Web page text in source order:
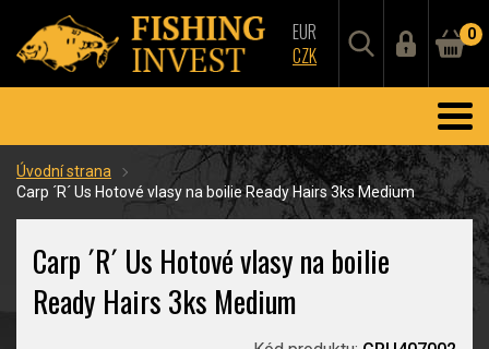
EUR
CZK
0
Úvodní strana
Carp ´R´ Us Hotové vlasy na boilie Ready Hairs 3ks Medium
Carp ´R´ Us Hotové vlasy na boilie
Ready Hairs 3ks Medium